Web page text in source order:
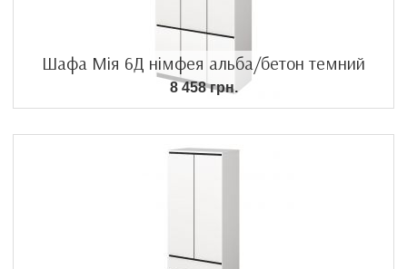
Шафа Мія 6Д німфея альба/бетон темний
8 458 грн.